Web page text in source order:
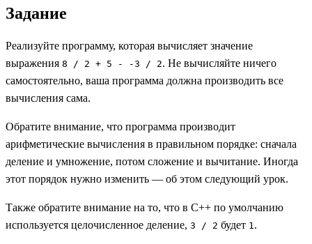
Задание
Реализуйте программу, которая вычисляет значение
выражения 8 / 2 + 5 - -3 / 2. Не вычисляйте ничего
самостоятельно, ваша программа должна производить все
вычисления сама.
Обратите внимание, что программа производит
арифметические вычисления в правильном порядке: сначала
деление и умножение, потом сложение и вычитание. Иногда
этот порядок нужно изменить — об этом следующий урок.
Также обратите внимание на то, что в C++ по умолчанию
используется целочисленное деление, 3 / 2 будет 1.